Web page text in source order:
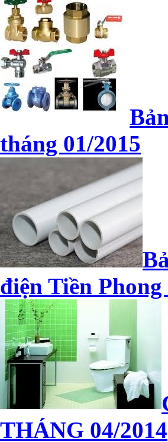
tháng 01/2015
điện Tiền Phong
THÁNG 04/2014